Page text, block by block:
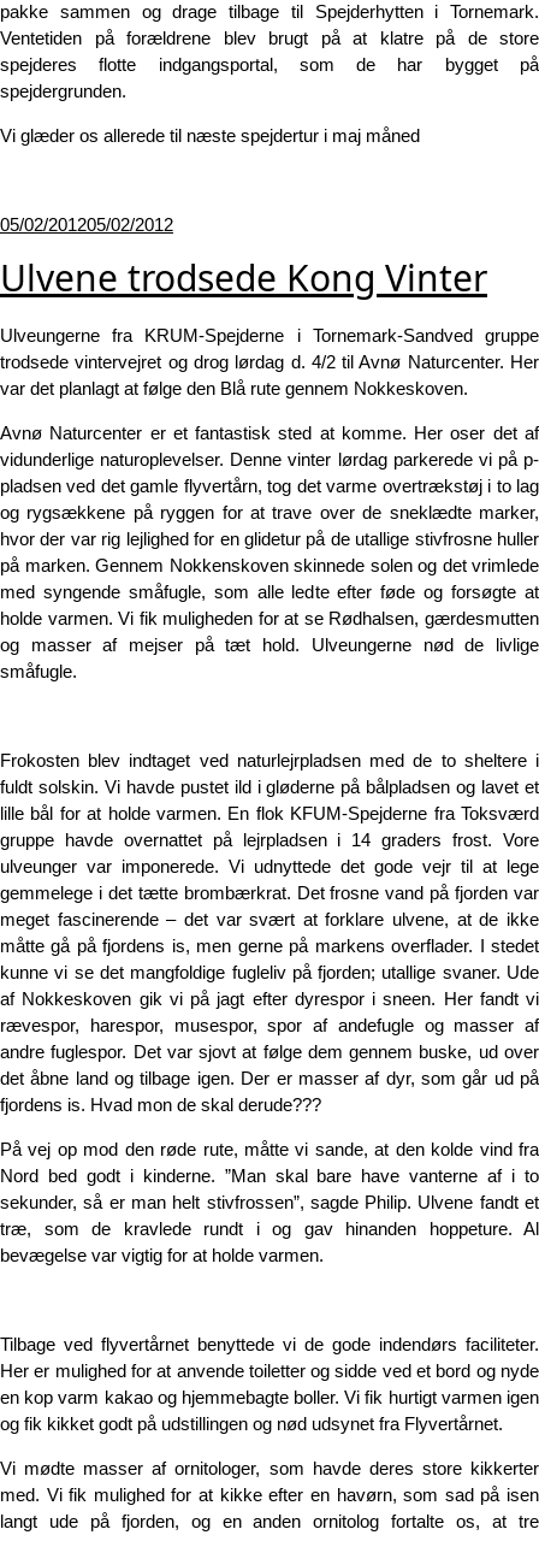
pakke sammen og drage tilbage til Spejderhytten i Tornemark.
Ventetiden på forældrene blev brugt på at klatre på de store
spejderes flotte indgangsportal, som de har bygget på
spejdergrunden.
Vi glæder os allerede til næste spejdertur i maj måned
Udgivet
05/02/201205/02/2012
Ulvene trodsede Kong Vinter
Ulveungerne fra KRUM-Spejderne i Tornemark-Sandved gruppe
trodsede vintervejret og drog lørdag d. 4/2 til Avnø Naturcenter. Her
var det planlagt at følge den Blå rute gennem Nokkeskoven.
Avnø Naturcenter er et fantastisk sted at komme. Her oser det af
vidunderlige naturoplevelser. Denne vinter lørdag parkerede vi på p-
pladsen ved det gamle flyvertårn, tog det varme overtrækstøj i to lag
og rygsækkene på ryggen for at trave over de sneklædte marker,
hvor der var rig lejlighed for en glidetur på de utallige stivfrosne huller
på marken. Gennem Nokkenskoven skinnede solen og det vrimlede
med syngende småfugle, som alle ledte efter føde og forsøgte at
holde varmen. Vi fik muligheden for at se Rødhalsen, gærdesmutten
og masser af mejser på tæt hold. Ulveungerne nød de livlige
småfugle.
Frokosten blev indtaget ved naturlejrpladsen med de to sheltere i
fuldt solskin. Vi havde pustet ild i gløderne på bålpladsen og lavet et
lille bål for at holde varmen. En flok KFUM-Spejderne fra Toksværd
gruppe havde overnattet på lejrpladsen i 14 graders frost. Vore
ulveunger var imponerede. Vi udnyttede det gode vejr til at lege
gemmelege i det tætte brombærkrat. Det frosne vand på fjorden var
meget fascinerende – det var svært at forklare ulvene, at de ikke
måtte gå på fjordens is, men gerne på markens overflader. I stedet
kunne vi se det mangfoldige fugleliv på fjorden; utallige svaner. Ude
af Nokkeskoven gik vi på jagt efter dyrespor i sneen. Her fandt vi
rævespor, harespor, musespor, spor af andefugle og masser af
andre fuglespor. Det var sjovt at følge dem gennem buske, ud over
det åbne land og tilbage igen. Der er masser af dyr, som går ud på
fjordens is. Hvad mon de skal derude???
På vej op mod den røde rute, måtte vi sande, at den kolde vind fra
Nord bed godt i kinderne. ”Man skal bare have vanterne af i to
sekunder, så er man helt stivfrossen”, sagde Philip. Ulvene fandt et
træ, som de kravlede rundt i og gav hinanden hoppeture. Al
bevægelse var vigtig for at holde varmen.
Tilbage ved flyvertårnet benyttede vi de gode indendørs faciliteter.
Her er mulighed for at anvende toiletter og sidde ved et bord og nyde
en kop varm kakao og hjemmebagte boller. Vi fik hurtigt varmen igen
og fik kikket godt på udstillingen og nød udsynet fra Flyvertårnet.
Vi mødte masser af ornitologer, som havde deres store kikkerter
med. Vi fik mulighed for at kikke efter en havørn, som sad på isen
langt ude på fjorden, og en anden ornitolog fortalte os, at tre